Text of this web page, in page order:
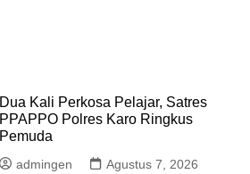
Dua Kali Perkosa Pelajar, Satres
PPAPPO Polres Karo Ringkus
Pemuda
admingen
Agustus 7, 2026